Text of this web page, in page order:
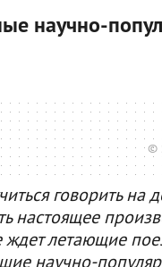
научно-
©
говорить на
настоящее
ждет летающие
научно-